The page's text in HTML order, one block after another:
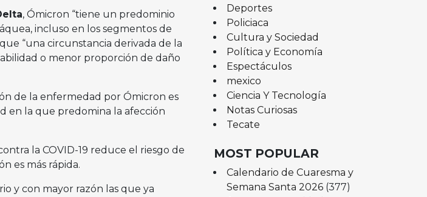
, Ómicron “tiene un predominio
incluso en los segmentos de
“una circunstancia derivada de la
o menor proporción de daño
de la enfermedad por Ómicron es
en la que predomina la afección
la COVID-19 reduce el riesgo de
es más rápida.
y con mayor razón las que ya
Deportes
Policiaca
Cultura y Sociedad
Política y Economía
Espectáculos
mexico
Ciencia Y Tecnología
Notas Curiosas
Tecate
MOST POPULAR
Calendario de Cuaresma y
Semana Santa 2026 (377)